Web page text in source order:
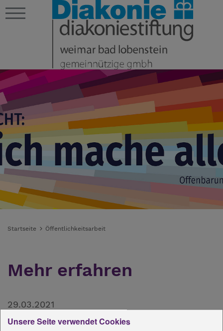
Startseite Öffentlichkeitsarbeit
Mehr erfahren
29.03.2021
Unsere Seite verwendet Cookies